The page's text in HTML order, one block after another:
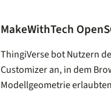
MakeWithTech
ThingiVerse bot Nutzern
Customizer an, in dem
Modellgeometrie